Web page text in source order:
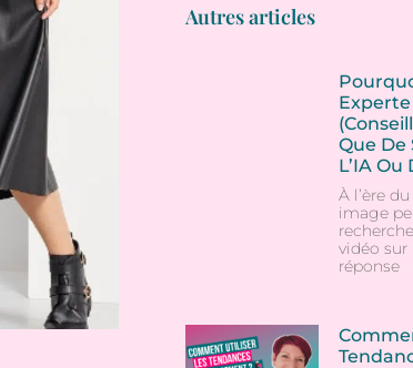
Autres articles
Que De
L’IA Ou
À l’ère
image
vidéo sur
réponse